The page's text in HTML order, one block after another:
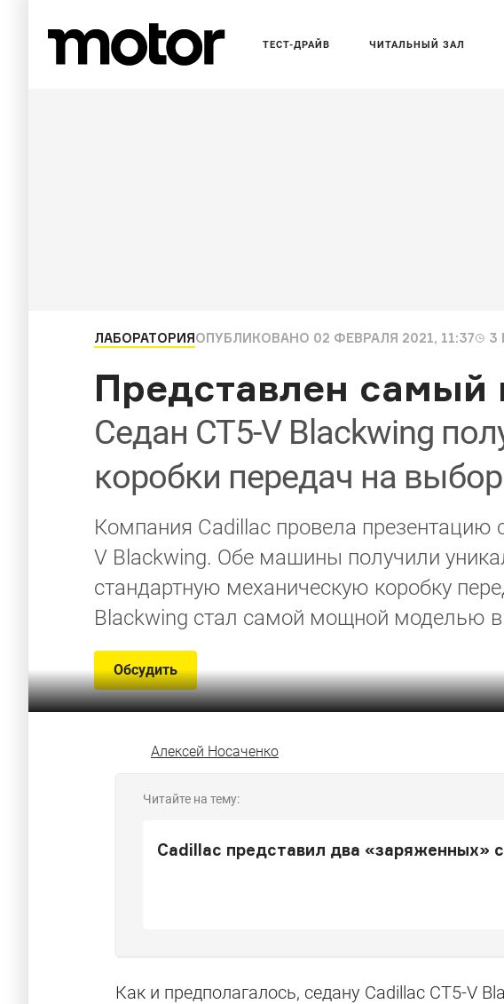
ТЕСТ-ДРАЙВ ЧИТАЛЬНЫЙ ЗАЛ
ЛАБОРАТОРИЯОПУБЛИКОВАНО 02 ФЕВРАЛЯ 2021, 11:37 3
Представлен
Седан CT5-V Blackwing
коробки передач на выбор
Компания Cadillac провела презентацию
V Blackwing. Обе машины получили
стандартную механическую коробку
Blackwing стал самой мощной моделью
Обсудить
Алексей Носаченко
Читайте на тему:
Cadillac представил два «заряженных»
Как и предполагалось, седану Cadillac CT5-V